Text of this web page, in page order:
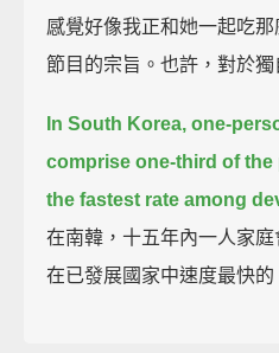
感覺好像我正和她一起吃
節目的宗旨。也許，對於
In South Korea, one-
comprise one-third of
the fastest rate among
在南韓，十五年內一人家庭
在已發展國家中速度最快的